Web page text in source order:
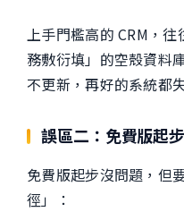
上手門檻高的 CRM，
務敷衍填」的空殼資
不更新，再好的系統都
誤區二：免費版起
免費版起步沒問題，但
徑」：